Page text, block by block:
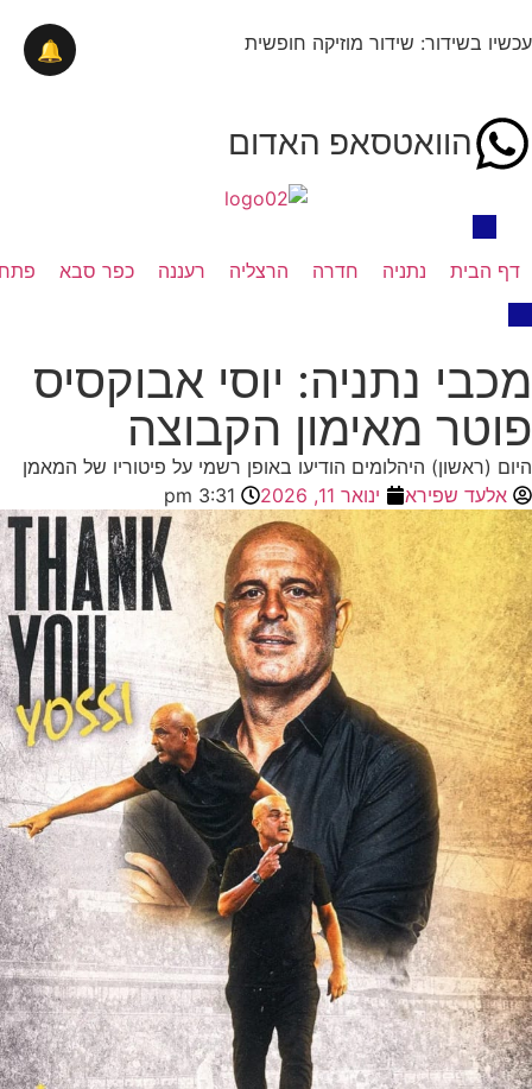
עכשיו בשידור: שידור מוזיקה חופשית
הוואטסאפ האדום
דף הבית נתניה חדרה הרצליה רעננה כפר סבא
מכבי נתניה: יוסי אבוקסיס
פוטר מאימון הקבוצה
היום (ראשון) היהלומים הודיעו באופן רשמי על פיטוריו של המאמן
אלעד שפירא
ינואר 11, 2026 3:31 pm
🔔